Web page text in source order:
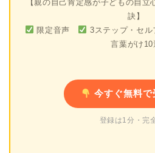
【親の自己肯定感が子どもの自
訣】
限定音声
3ステップ・セ
言葉がけ10
今すぐ無料で
登録は1分・完